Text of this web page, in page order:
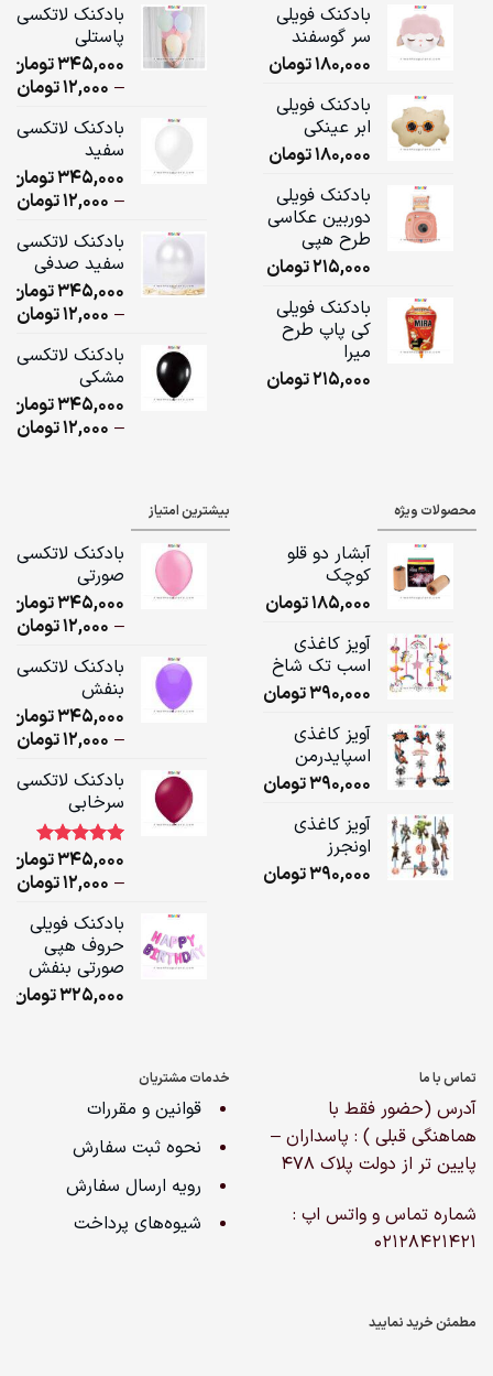
بادکنک فویلی
سر گوسفند
180,000تومان
بادکنک فویلی
ابر عینکی
180,000تومان
بادکنک فویلی
دوربین عکاسی
طرح هپی
215,000تومان
بادکنک فویلی
کی پاپ طرح
میرا
215,000تومان
بادکنک لاتکسی
پاستلی
345,000تومان
–
12,000تومان
بادکنک لاتکسی
سفید
345,000تومان
–
12,000تومان
بادکنک لاتکسی
سفید صدفی
345,000تومان
–
12,000تومان
بادکنک لاتکسی
مشکی
345,000تومان
–
12,000تومان
محصولات ویژه
آبشار دو قلو
کوچک
185,000تومان
آویز کاغذی
اسب تک شاخ
390,000تومان
آویز کاغذی
اسپایدرمن
390,000تومان
آویز کاغذی
اونجرز
390,000تومان
بیشترین امتیاز
بادکنک لاتکسی
صورتی
345,000تومان
–
12,000تومان
بادکنک لاتکسی
بنفش
345,000تومان
–
12,000تومان
بادکنک لاتکسی
سرخابی
امتیاز5.00
1
مشتری
345,000تومان
–
12,000تومان
بادکنک فویلی
حروف هپی
صورتی بنفش
325,000تومان
تماس با ما
آدرس (حضور فقط با
هماهنگی قبلی ) : پاسداران –
پایین تر از دولت پلاک ۴۷۸
شماره تماس و واتس اپ :
02128421421
خدمات مشتریان
قوانین و مقررات
نحوه ثبت سفارش
رویه ارسال سفارش
شیوه‌های پرداخت
مطمئن خرید نمایید